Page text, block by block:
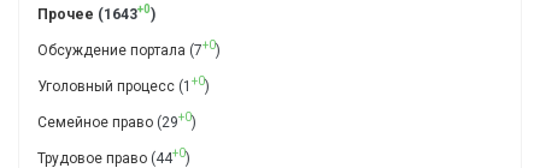
Прочее (1643+0)
Обсуждение портала (7+0)
Уголовный процесс (1 +0)
Семейное право (29+0)
Трудовое право (44+0)